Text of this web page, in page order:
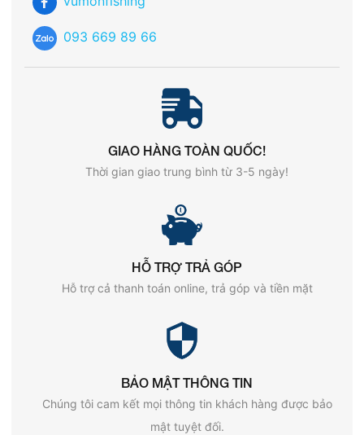
093 669 89 66
GIAO HÀNG TOÀN QUỐC!
Thời gian giao trung bình từ 3-5 ngày!
HỖ TRỢ TRẢ GÓP
Hỗ trợ cả thanh toán online, trả góp và tiền mặt
BẢO MẬT THÔNG TIN
Chúng tôi cam kết mọi thông tin khách hàng được bảo
mật tuyệt đối.